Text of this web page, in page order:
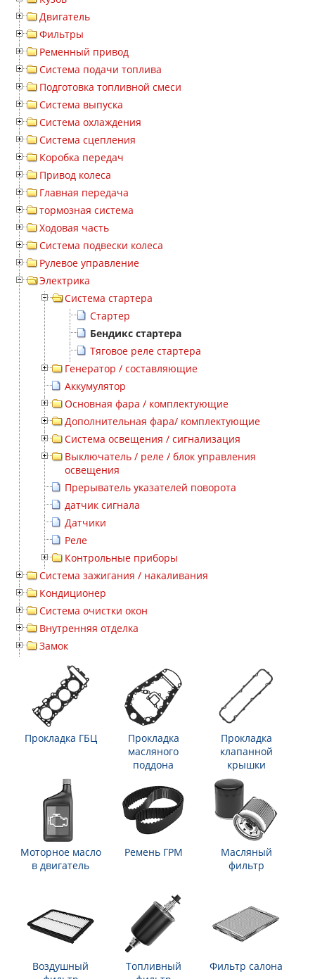
Двигатель
Фильтры
Ременный привод
Система подачи топлива
Подготовка топливной смеси
Система выпуска
Система охлаждения
Система сцепления
Коробка передач
Привод колеса
Главная передача
тормозная система
Ходовая часть
Система подвески колеса
Рулевое управление
Электрика
Система стартера
Стартер
Бендикс стартера
Тяговое реле стартера
Генератор / составляющие
Аккумулятор
Основная фара / комплектующие
Дополнительная фара/ комплектующие
Система освещения / сигнализация
Выключатель / реле / блок управления
освещения
Прерыватель указателей поворота
датчик сигнала
Датчики
Реле
Контрольные приборы
Система зажигания / накаливания
Кондиционер
Система очистки окон
Внутренняя отделка
Замок
Прокладка ГБЦ
Прокладка
масляного
поддона
Прокладка
клапанной
крышки
Моторное масло
в двигатель
Ремень ГРМ
Масляный
фильтр
Воздушный
Топливный
Фильтр салона